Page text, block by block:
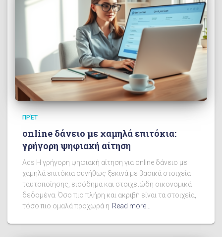
ΠΡΈΤ
online δάνειο με χαμηλά επιτόκια:
γρήγορη ψηφιακή αίτηση
Ads Η γρήγορη ψηφιακή αίτηση για online δάνειο με
χαμηλά επιτόκια συνήθως ξεκινά με βασικά στοιχεία
ταυτοποίησης, εισόδημα και στοιχειώδη οικονομικά
δεδομένα. Όσο πιο πλήρη και ακριβή είναι τα στοιχεία,
τόσο πιο ομαλά προχωρά η Read more…